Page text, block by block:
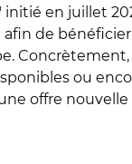
en juillet
de
ou
offre